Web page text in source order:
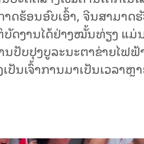
າດ​ຮ້ອນອົບ​ເອົ້າ, ຈີນ​ສາ​ມາດ​
ບັດ​ງານໄດ້​ຢ່າງ​ໝັ້ນ​ທ່ຽງ ແມ່
ນ​ປັບ​ປຸງ​ບູ​ລະ​ນະ​ຕາ​ຂ່າຍ​ໄຟ​
ປັນ​ເຈົ້າ​ການ​ມາ​ເປັນ​ເວ​ລາຫຼ